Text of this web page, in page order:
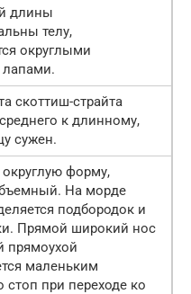
длины
телу,
округлыми
скоттиш-страйта
к длинному,
сужен.
форму,
На морде
подбородок и
Прямой широкий нос
прямоухой
маленьким
стоп при переходе ко